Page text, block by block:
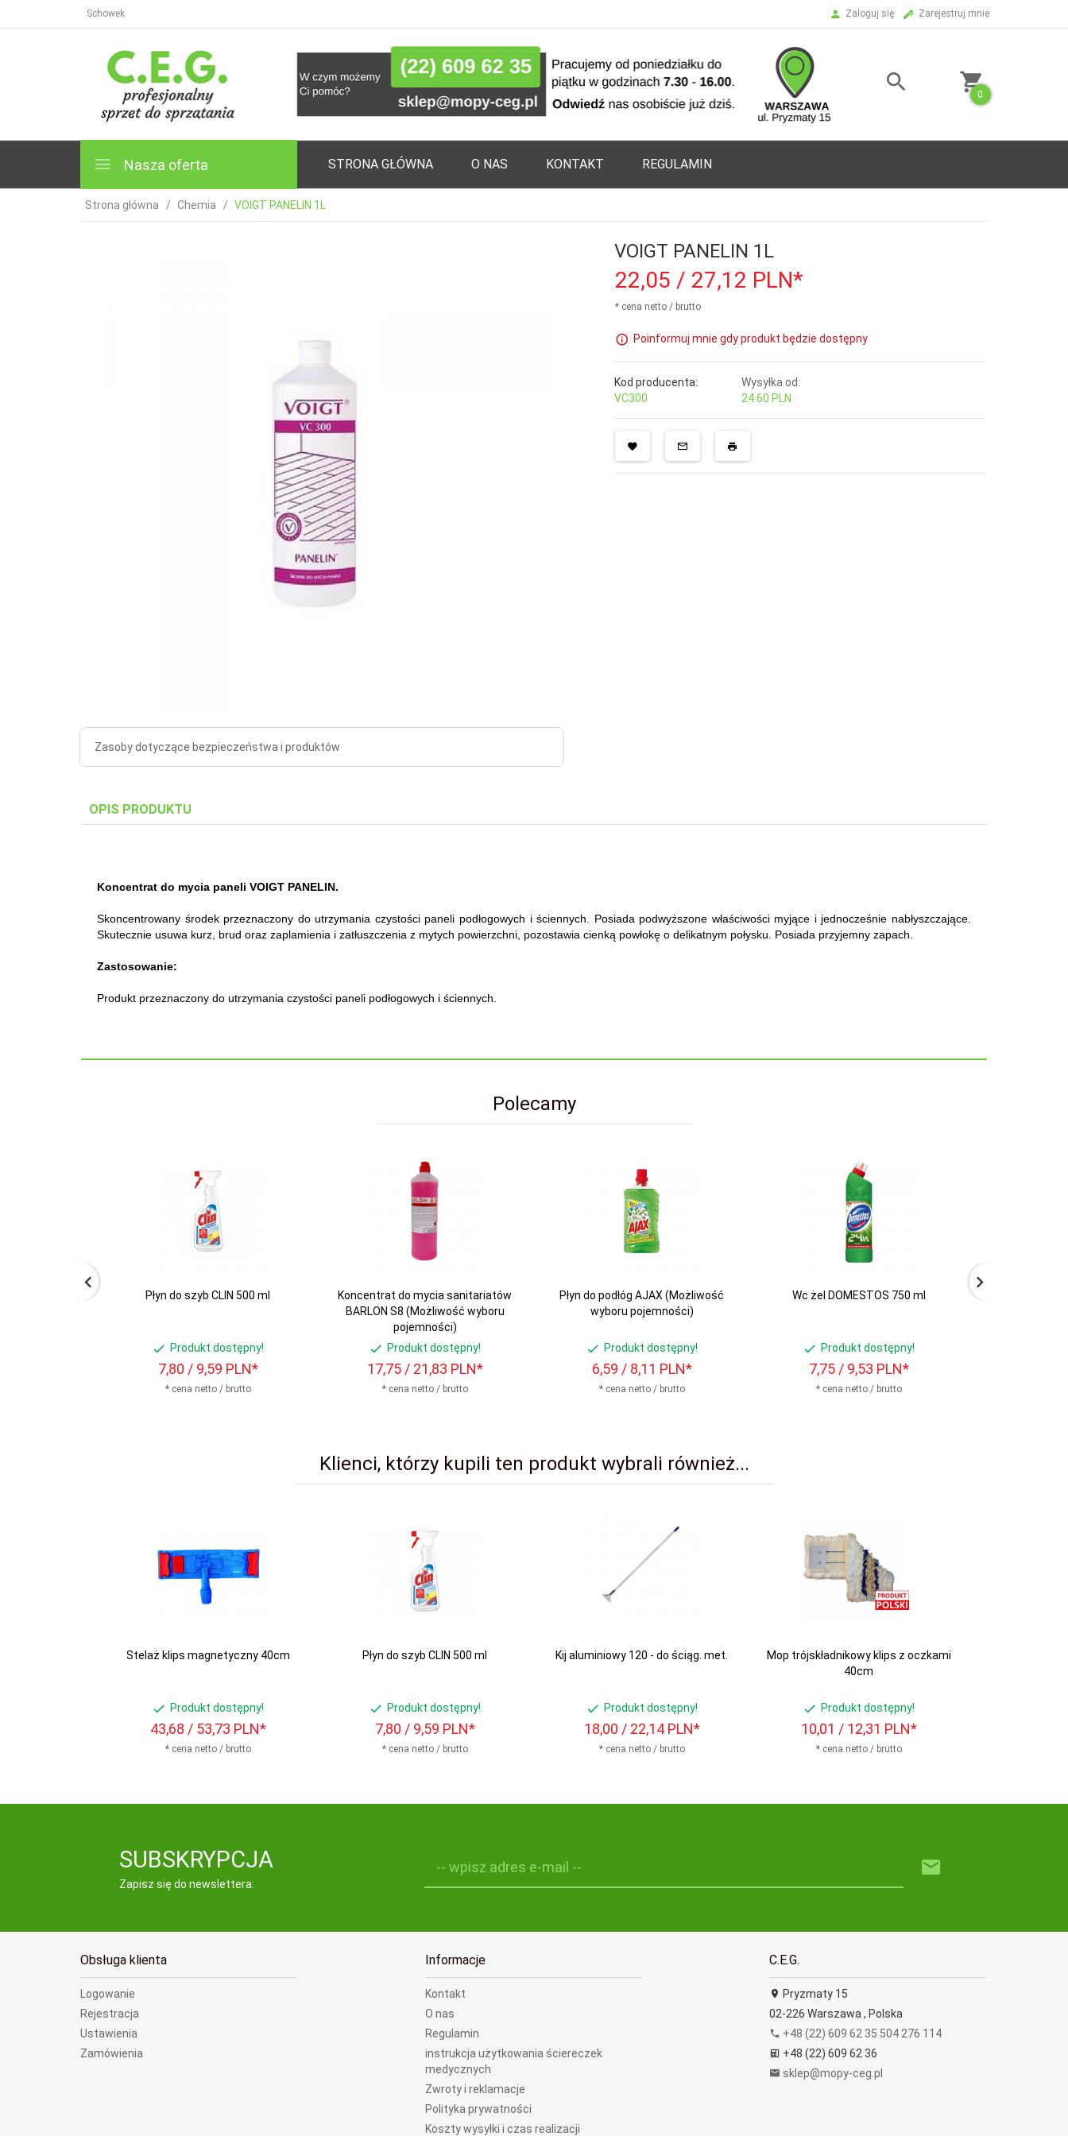
Schowek Zaloguj się Zarejestruj mnie
0
Nasza oferta STRONA GŁÓWNA O NAS KONTAKT REGULAMIN
Strona główna Chemia VOIGT PANELIN 1L
Zasoby dotyczące bezpieczeństwa i produktów
VOIGT PANELIN 1L
22,05 / 27,12 PLN*
* cena netto / brutto
Poinformuj mnie gdy produkt będzie dostępny
Kod producenta:
VC300
Wysyłka od:
24.60 PLN
OPIS PRODUKTU
Koncentrat do mycia paneli VOIGT PANELIN.
Skoncentrowany środek przeznaczony do utrzymania czystości paneli podłogowych i ściennych. Posiada podwyższone właściwości myjące i jednocześnie nabłyszczające.
Skutecznie usuwa kurz, brud oraz zaplamienia i zatłuszczenia z mytych powierzchni, pozostawia cienką powłokę o delikatnym połysku. Posiada przyjemny zapach.
Zastosowanie:
Produkt przeznaczony do utrzymania czystości paneli podłogowych i ściennych.
Polecamy
Płyn do szyb CLIN 500 ml
Produkt dostępny!
7,80 / 9,59 PLN*
* cena netto / brutto
Koncentrat do mycia sanitariatów
BARLON S8 (Możliwość wyboru
pojemności)
Produkt dostępny!
17,75 / 21,83 PLN*
* cena netto / brutto
Płyn do podłóg AJAX (Możliwość
wyboru pojemności)
Produkt dostępny!
6,59 / 8,11 PLN*
* cena netto / brutto
Wc żel DOMESTOS 750 ml
Produkt dostępny!
7,75 / 9,53 PLN*
* cena netto / brutto
Klienci, którzy kupili ten produkt wybrali również...
Stelaż klips magnetyczny 40cm
Produkt dostępny!
43,68 / 53,73 PLN*
* cena netto / brutto
Płyn do szyb CLIN 500 ml
Produkt dostępny!
7,80 / 9,59 PLN*
* cena netto / brutto
Kij aluminiowy 120 - do ściąg. met.
Produkt dostępny!
18,00 / 22,14 PLN*
* cena netto / brutto
Mop trójskładnikowy klips z oczkami
40cm
Produkt dostępny!
10,01 / 12,31 PLN*
* cena netto / brutto
SUBSKRYPCJA
Zapisz się do newslettera:
-- wpisz adres e-mail --
Obsługa klienta
Logowanie
Rejestracja
Ustawienia
Zamówienia
Informacje
Kontakt
O nas
Regulamin
instrukcja użytkowania ściereczek
medycznych
Zwroty i reklamacje
Polityka prywatności
Koszty wysyłki i czas realizacji
C.E.G.
Pryzmaty 15
02-226 Warszawa , Polska
+48 (22) 609 62 35 504 276 114
+48 (22) 609 62 36
sklep@mopy-ceg.pl